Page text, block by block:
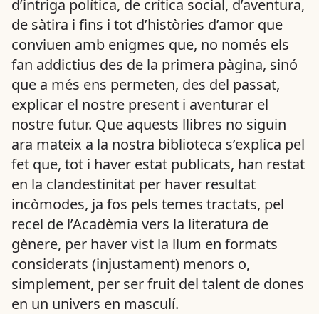
d’intriga política, de crítica social, d’aventura,
de sàtira i fins i tot d’històries d’amor que
conviuen amb enigmes que, no només els
fan addictius des de la primera pàgina, sinó
que a més ens permeten, des del passat,
explicar el nostre present i aventurar el
nostre futur. Que aquests llibres no siguin
ara mateix a la nostra biblioteca s’explica pel
fet que, tot i haver estat publicats, han restat
en la clandestinitat per haver resultat
incòmodes, ja fos pels temes tractats, pel
recel de l’Acadèmia vers la literatura de
gènere, per haver vist la llum en formats
considerats (injustament) menors o,
simplement, per ser fruit del talent de dones
en un univers en masculí.